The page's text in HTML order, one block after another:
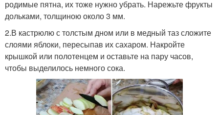
родимые пятна, их тоже нужно убрать. Нарежьте фрукты
дольками, толщиною около 3 мм.
2.В кастрюлю с толстым дном или в медный таз сложите
слоями яблоки, пересыпав их сахаром. Накройте
крышкой или полотенцем и оставьте на пару часов,
чтобы выделилось немного сока.